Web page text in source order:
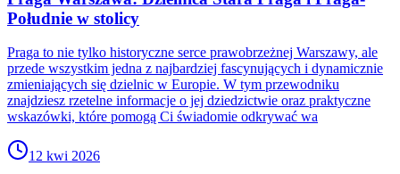
Południe w stolicy
Praga to nie tylko historyczne serce prawobrzeżnej Warszawy, ale
przede wszystkim jedna z najbardziej fascynujących i dynamicznie
zmieniających się dzielnic w Europie. W tym przewodniku
znajdziesz rzetelne informacje o jej dziedzictwie oraz praktyczne
wskazówki, które pomogą Ci świadomie odkrywać wa
12 kwi 2026